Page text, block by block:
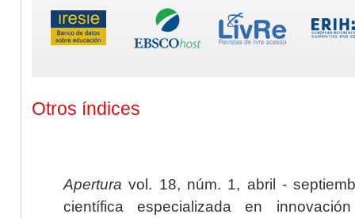
Otros índices
Apertura vol. 18, núm. 1, abril -
científica especializada en